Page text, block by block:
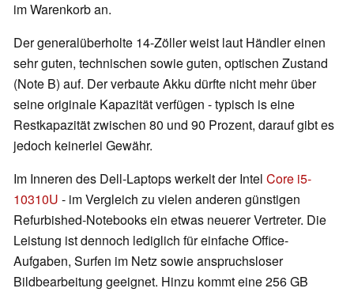
im Warenkorb an.
Der generalüberholte 14-Zöller weist laut Händler einen
sehr guten, technischen sowie guten, optischen Zustand
(Note B) auf. Der verbaute Akku dürfte nicht mehr über
seine originale Kapazität verfügen - typisch is eine
Restkapazität zwischen 80 und 90 Prozent, darauf gibt es
jedoch keinerlei Gewähr.
Im Inneren des Dell-Laptops werkelt der Intel Core i5-
10310U - im Vergleich zu vielen anderen günstigen
Refurbished-Notebooks ein etwas neuerer Vertreter. Die
Leistung ist dennoch lediglich für einfache Office-
Aufgaben, Surfen im Netz sowie anspruchsloser
Bildbearbeitung geeignet. Hinzu kommt eine 256 GB